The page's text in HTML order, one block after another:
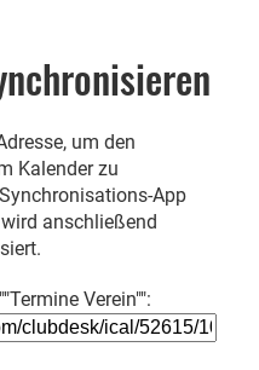
um den
Kalender zu
App
anschließend
Verein"":